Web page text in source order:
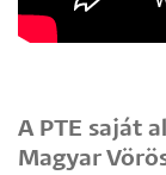
A PTE saját
Magyar